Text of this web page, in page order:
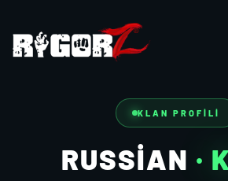
KLAN PROFILI
RUSSIAN ·